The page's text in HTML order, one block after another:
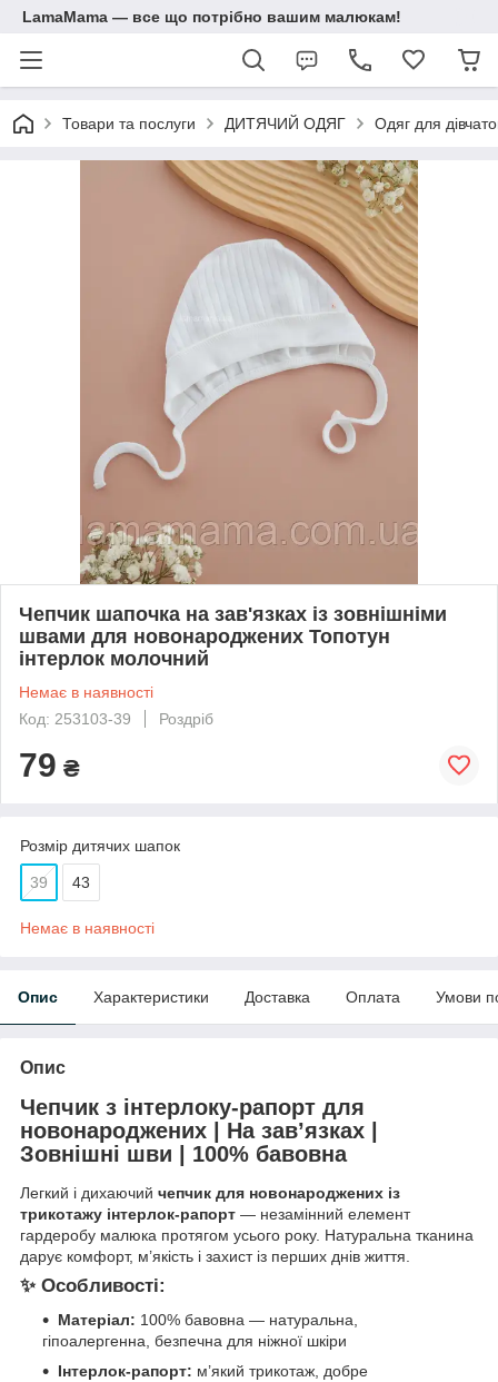
LamaMama — все що потрібно вашим малюкам!
Товари та послуги ДИТЯЧИЙ ОДЯГ Одяг для
Чепчик шапочка на зав'язках із зовнішніми
швами для новонароджених Топотун
інтерлок молочний
Немає в наявності
Код: 253103-39
Роздріб
79 ₴
Розмір дитячих шапок
39 43
Немає в наявності
Опис Характеристики Доставка Оплата Умови
Опис
Чепчик з інтерлоку-рапорт для
новонароджених | На зав’язках |
Зовнішні шви | 100% бавовна
Легкий і дихаючий чепчик для новонароджених із
трикотажу інтерлок-рапорт — незамінний елемент
гардеробу малюка протягом усього року. Натуральна тканина
дарує комфорт, м’якість і захист із перших днів життя.
✨ Особливості:
Матеріал: 100% бавовна — натуральна,
гіпоалергенна, безпечна для ніжної шкіри
Інтерлок-рапорт: м’який трикотаж, добре